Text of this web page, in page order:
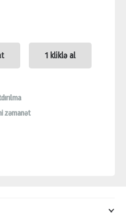
1 kliklə al
zəmanət